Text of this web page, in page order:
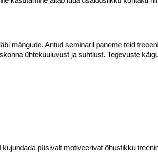
mängude. Antud seminaril paneme teid
ühtekuuluvust ja suhtlust. Tegevuste
püsivalt motiveerivat õhustikku